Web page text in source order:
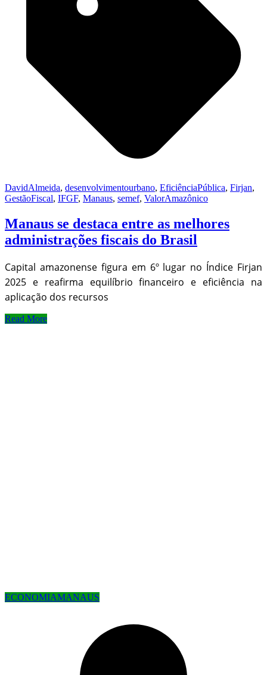
DavidAlmeida, desenvolvimentourbano, EficiênciaPública, Firjan,
GestãoFiscal, IFGF, Manaus, semef, ValorAmazônico
Manaus se destaca entre as melhores
administrações fiscais do Brasil
Capital amazonense figura em 6º lugar no Índice Firjan
2025 e reafirma equilíbrio financeiro e eficiência na
aplicação dos recursos
Read More
ECONOMIAMANAUS